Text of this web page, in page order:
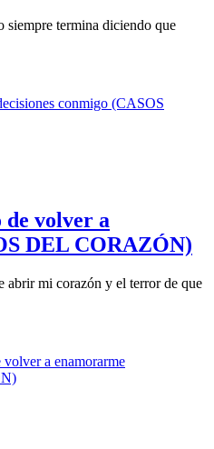
siempre termina diciendo que
de volver a
DEL CORAZÓN)
abrir mi corazón y el terror de que